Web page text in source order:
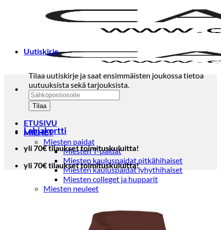
ETUSIVU
MIEHET
Miesten paidat
Miesten T-paidat
Miesten kauluspaidat pitkähihaiset
Miesten kauluspaidat lyhythihaiset
Miesten colleget ja hupparit
Miesten neuleet
Puvut ja blazerit
Uutiskirje
Tilaa uutiskirje ja saat ensimmäisten joukossa tietoa
uutuuksista sekä tarjouksista.
Lahjakortti
yli 70€ tilaukset toimituskuluitta!
yli 70€ tilaukset toimituskuluitta!